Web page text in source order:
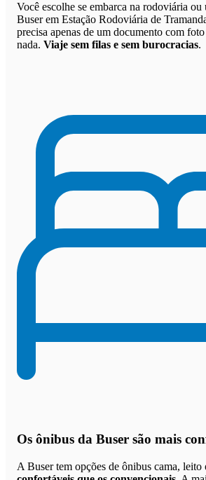
Você escolhe se embarca na rodoviária
Buser em Estação Rodoviária de
precisa apenas de um documento com
nada. Viaje sem filas e sem burocracias.
Os ônibus da Buser são mais
A Buser tem opções de ônibus cama, leito